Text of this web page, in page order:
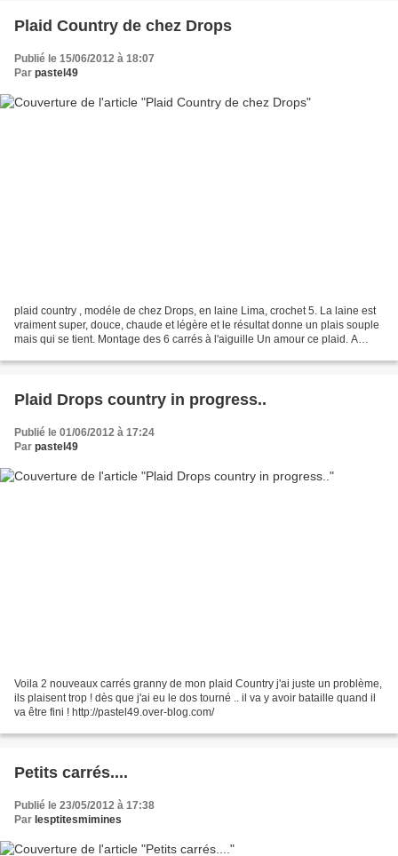
Plaid Country de chez Drops
Publié le 15/06/2012 à 18:07
Par pastel49
plaid country , modéle de chez Drops, en laine Lima, crochet 5. La laine est
vraiment super, douce, chaude et légère et le résultat donne un plais souple
mais qui se tient. Montage des 6 carrés à l'aiguille Un amour ce plaid. A
Plaid Drops country in progress..
Publié le 01/06/2012 à 17:24
Par pastel49
Voila 2 nouveaux carrés granny de mon plaid Country j'ai juste un problème,
ils plaisent trop ! dès que j'ai eu le dos tourné .. il va y avoir bataille quand il
va être fini ! http://pastel49.over-blog.com/
Petits carrés....
Publié le 23/05/2012 à 17:38
Par lesptitesmimines